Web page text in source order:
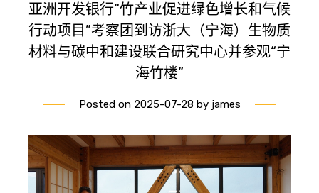
亚洲开发银行“竹产业促进绿色增长和气候
行动项目”考察团到访浙大（宁海）生物质
材料与碳中和建设联合研究中心并参观“宁
海竹楼”
Posted on 2025-07-28 by james